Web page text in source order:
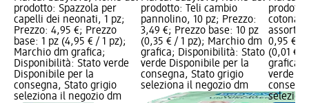
prodotto: Spazzola per
capelli dei neonati, 1 pz;
Prezzo: 4,95 €; Prezzo
base: 1 pz (4,95 € / 1 pz);
Marchio dm grafica;
Disponibilità: Stato verde
Disponibile per la
consegna, Stato grigio
seleziona il negozio dm
prodotto: Teli cambio
pannolino, 10 pz; Prezzo:
3,49 €; Prezzo base: 10 pz
(0,35 € / 1 pz); Marchio dm
grafica; Disponibilità: Stato
verde Disponibile per la
consegna, Stato grigio
seleziona il negozio dm
cotonati
assort.,
0,95 €;
(0,01 € /
grafica;
verde